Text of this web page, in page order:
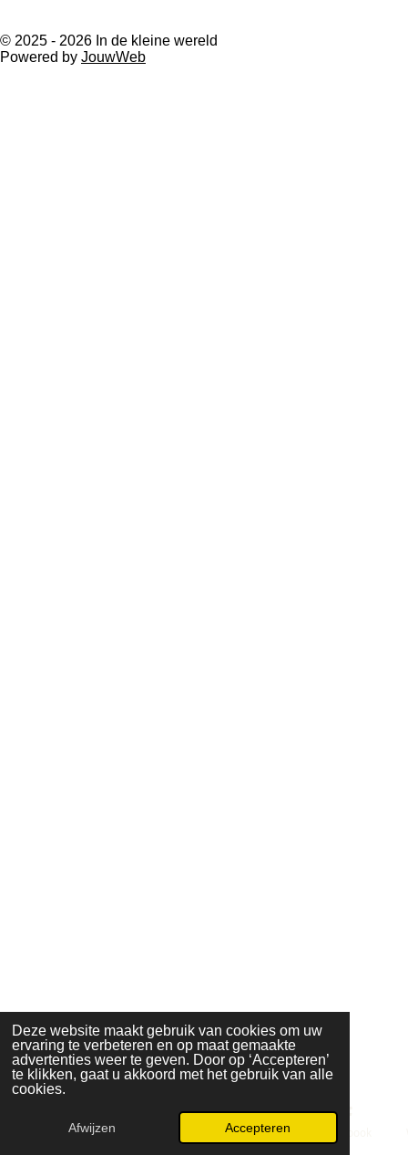
Deze website maakt gebruik van cookies om uw
ervaring te verbeteren en op maat gemaakte
advertenties weer te geven. Door op ‘Accepteren’
te klikken, gaat u akkoord met het gebruik van alle
cookies.
Afwijzen Accepteren
© 2025 - 2026 In de kleine wereld
Powered by JouwWeb
E-mailadres Kaart